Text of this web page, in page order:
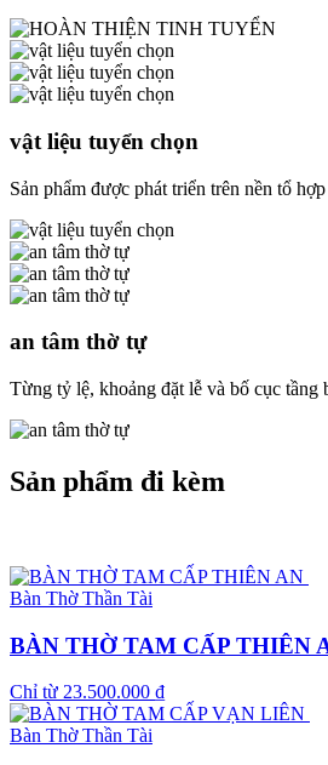
vật liệu tuyển chọn
Sản phẩm được phát triển trên nền tổ
an tâm thờ tự
Từng tỷ lệ, khoảng đặt lễ và bố cục
Sản phẩm đi kèm
Bàn Thờ Thần Tài
BÀN THỜ TAM CẤP THIÊN
Chỉ từ 23.500.000 ₫
Bàn Thờ Thần Tài